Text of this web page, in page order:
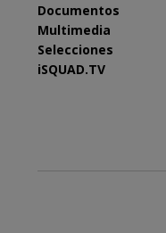
Documentos
Multimedia
Selecciones
iSQUAD.TV